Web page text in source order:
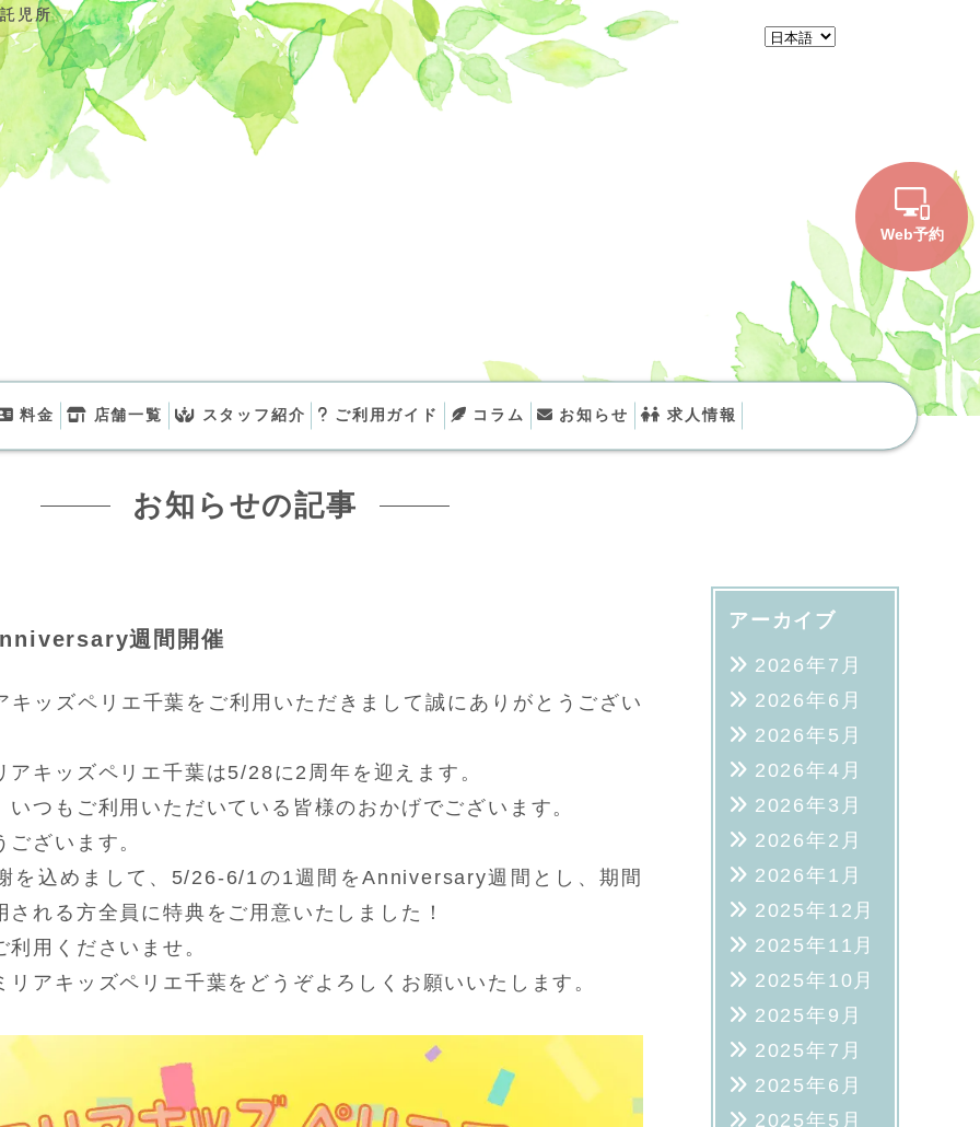
児所
児所
料金 店舗一覧 スタッフ紹介 ご利用ガイド コラム お知らせ 求人情報
お知らせの記事
週間開催
キッズペリエ千葉をご利用いただきまして誠にありがとうござい
アキッズペリエ千葉は5/28に2周年を迎えます。
いつもご利用いただいている皆様のおかげでございます。
ざいます。
を込めまして、5/26-6/1の1週間をAnniversary週間とし、期間
される方全員に特典をご用意いたしました！
用くださいませ。
リアキッズペリエ千葉をどうぞよろしくお願いいたします。
アーカイブ
2026年7月
2026年6月
2026年5月
2026年4月
2026年3月
2026年2月
2026年1月
2025年12月
2025年11月
2025年10月
2025年9月
2025年7月
2025年6月
2025年5月
Web予約